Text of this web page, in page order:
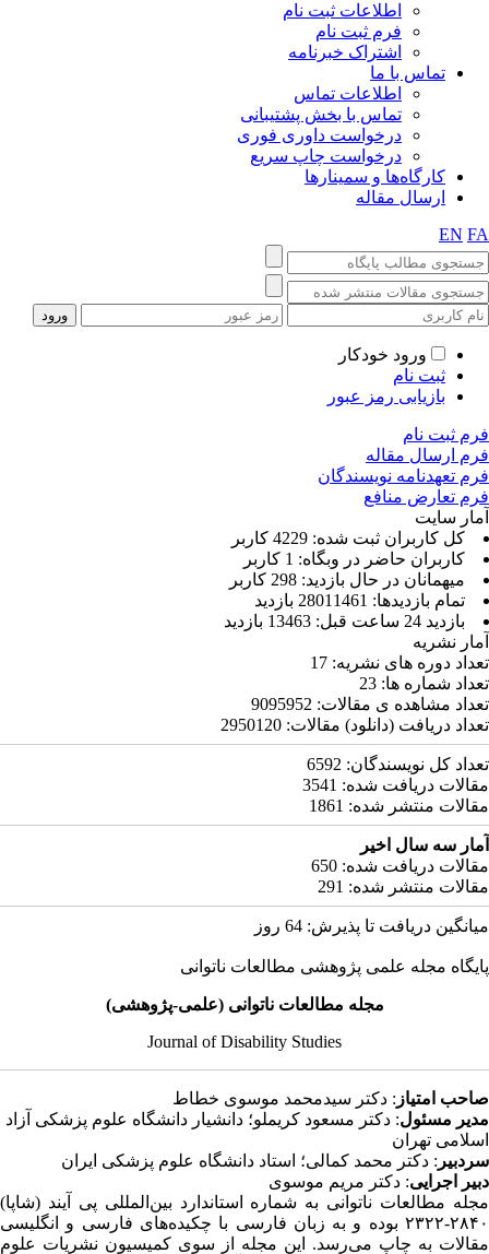
اطلاعات ثبت نام
فرم ثبت نام
اشتراک خبرنامه
تماس با ما
اطلاعات تماس
تماس با بخش پشتیبانی
درخواست داوری فوری
درخواست چاپ سریع
کارگاه‌ها و سمینارها
ارسال مقاله
EN
ورود خودکار
ثبت نام
بازیابی رمز عبور
ثبت نام
ارسال مقاله
تعهدنامه نویسندگان
تعارض منافع
سایت
كل کاربران ثبت شده: 4229 کاربر
کاربران حاضر در وبگاه: 1 کاربر
ميهمانان در حال بازديد: 298 کاربر
تمام بازديد‌ها: 28011461 بازدید
بازديد 24 ساعت قبل: 13463 بازدید
نشریه
دوره های نشریه: 17
شماره ها: 23
مشاهده ی مقالات: 9095952
دریافت (دانلود) مقالات: 2950120
کل نویسندگان: 6592
دریافت شده: 3541
منتشر شده: 1861
سه سال اخیر
دریافت شده: 650
منتشر شده: 291
دریافت تا پذیرش: 64روز
مجله علمی پژوهشی مطالعات ناتوانی
مجله مطالعات ناتوانی (علمی-پژوهشی)
Journal of Disability Studies
امتیاز : دکتر سیدمحمد موسوی خطاط
مسئول: دکتر مسعود کریملو؛ دانشیار دانشگاه علوم پزشکی آزاد
تهران
: دکتر محمد کمالی؛ استاد دانشگاه علوم پزشکی ایران
اجرایی: دکتر مریم موسوی
مطالعات ناتوانی به شماره استاندارد بین‌‌المللی پی آیند (شاپا)
۲۸۴۰-۲۳۲۲ بوده و به زبان فارسی با چکیده‌های فارسی و انگلیسی
به چاپ می‌رسد. این مجله از سوی کمیسیون نشریات علوم